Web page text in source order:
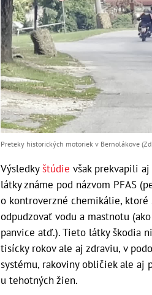
Preteky historických motoriek v Bernolákove
Výsledkyštúdie však prekvapili
látky známe pod názvom PFAS
o kontroverzné chemikálie, ktoré
odpudzovať vodu a mastnotu
panvice atď.). Tieto látky škodia
tisícky rokov ale aj zdraviu, v
systému, rakoviny obličiek ale aj
u tehotných žien.